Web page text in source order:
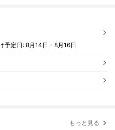
予定日:8月14日 - 8月16日
もっと見る